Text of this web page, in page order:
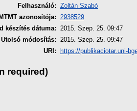
Felhasználó: Zoltán Szabó
azonosítója:
2938529
készítés dátuma:
2015. Szep. 25. 09:47
Utolsó módosítás: 2015. Szep. 25. 09:47
URI:
https://publikaciotar.uni-
required)